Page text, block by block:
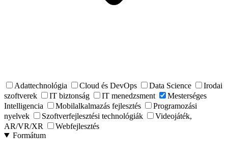
Adattechnológia Cloud és DevOps Data Science
Irodai
szoftverek
IT biztonság IT menedzsment
Mesterséges
Intelligencia
Mobilalkalmazás fejlesztés
Programozási
nyelvek
Szoftverfejlesztési technológiák
Videojáték,
AR/VR/XR
Webfejlesztés
Formátum